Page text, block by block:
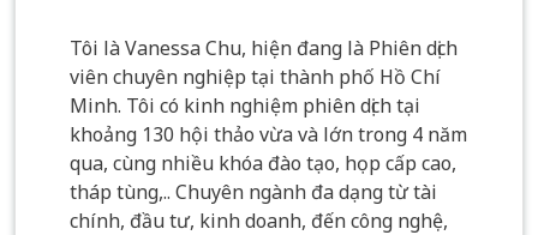
Tôi là Vanessa Chu, hiện đang là Phiên dịch
viên chuyên nghiệp tại thành phố Hồ Chí
Minh. Tôi có kinh nghiệm phiên dịch tại
khoảng 130 hội thảo vừa và lớn trong 4 năm
qua, cùng nhiều khóa đào tạo, họp cấp cao,
tháp tùng,.. Chuyên ngành đa dạng từ tài
chính, đầu tư, kinh doanh, đến công nghệ,